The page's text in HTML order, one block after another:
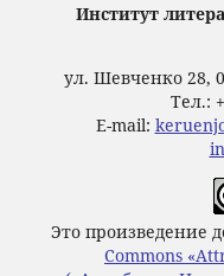
Институт
ул. Шевченко 28,
Тел.:
E-mail:
Это произведение
Commons